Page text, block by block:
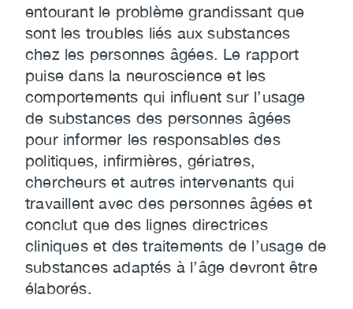
entourant le problème grandissant que
sont les troubles liés aux substances
chez les personnes âgées. Le rapport
puise dans la neuroscience et les
comportements qui influent sur l’usage
de substances des personnes âgées
pour informer les responsables des
politiques, infirmières, gériatres,
chercheurs et autres intervenants qui
travaillent avec des personnes âgées et
conclut que des lignes directrices
cliniques et des traitements de l’usage de
substances adaptés à l’âge devront être
élaborés.